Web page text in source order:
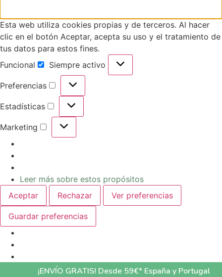
Esta web utiliza cookies propias y de terceros. Al hacer
clic en el botón Aceptar, acepta su uso y el tratamiento de
tus datos para estos fines.
Funcional
Siempre activo
Preferencias
Estadísticas
Marketing
Leer más sobre estos propósitos
Aceptar
Rechazar Ver preferencias
Guardar preferencias
¡ENVÍO GRATIS! Desde 59€* España y Portugal